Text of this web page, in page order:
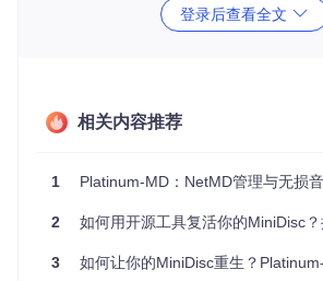
态比特率分配算法，能够根据音频内容特
源。当处理FLAC等无损音频源时，系统会
补偿了MiniDisc格式固有的高频损失。实
编码模
比特
频率响
编码算法
登录后查看全文
相关内容推荐
1 Platinum-MD：NetMD管理与无损音频传
2 如何用开源工具复活你的MiniDisc？探索Platinum-
3 如何让你的MiniDisc重生？Platinum-MD